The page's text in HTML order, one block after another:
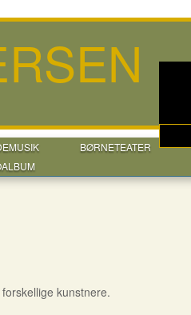
BØRNETEATER
kunstnere.